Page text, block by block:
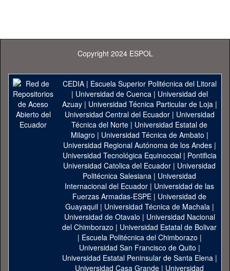
Copyright 2024 ESPOL
CEDIA| Escuela Superior Politécnica del Litoral
| Universidad de Cuenca| Universidad del
Azuay| Universidad Técnica Particular de Loja|
Universidad Central del Ecuador| Universidad
Técnica del Norte | Universidad Estatal de
Milagro | Universidad Técnica de Ambato |
Universidad Regional Autónoma de los Andes|
Universidad Tecnológica Equinoccial| Pontificia
Universidad Catolica del Ecuador | Universidad
Politécnica Salesiana | Universidad
Internacional del Ecuador | Universidad de las
Fuerzas Armadas-ESPE | Universidad de
Guayaquil| Universidad Técnica de Machala|
Universidad de Otavalo | Universidad Nacional
del Chimborazo | Universidad Estatal de Bolivar
| Escuela Politécnica del Chimborazo |
Universidad San Francisco de Quito |
Universidad Estatal Peninsular de Santa Elena|
Universidad Casa Grande | Universidad